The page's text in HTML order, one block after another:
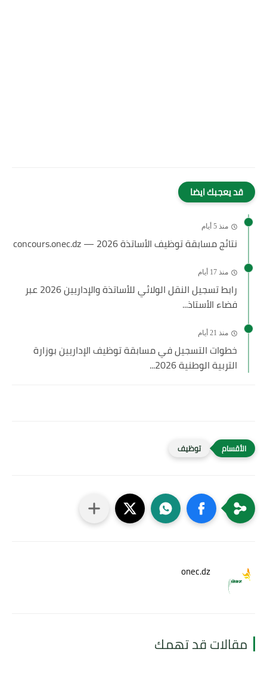
قد يعجبك ايضا
منذ 5 أيام
نتائج مسابقة توظيف الأساتذة 2026 — concours.onec.dz
منذ 17 أيام
رابط تسجيل النقل الولائي للأساتذة والإداريين 2026 عبر
فضاء الأستاذ...
منذ 21 أيام
خطوات التسجيل في مسابقة توظيف الإداريين بوزارة
التربية الوطنية 2026...
توظيف
onec.dz
مقالات قد تهمك